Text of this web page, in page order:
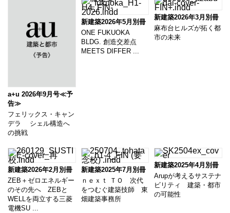
a+u 2026年9月号≪予
告≫
フェリックス・キャン
デラ シェル構造へ
の挑戦
新建築2026年5月別冊
ONE FUKUOKA
BLDG. 創造交差点
MEETS DIFFER ...
新建築2026年3月別冊
麻布台ヒルズが拓く都
市の未来
新建築2026年2月別冊
ZEB＋ゼロエネルギー
のその先へ ZEBと
WELLを両立する三菱
電機SU ...
新建築2025年7月別冊
ｎｅｘｔ ＴＯ 次代
をつむぐ建築技師 東
畑建築事務所
新建築2025年4月別冊
Arupが考えるサステナ
ビリティ 建築・都市
の可能性